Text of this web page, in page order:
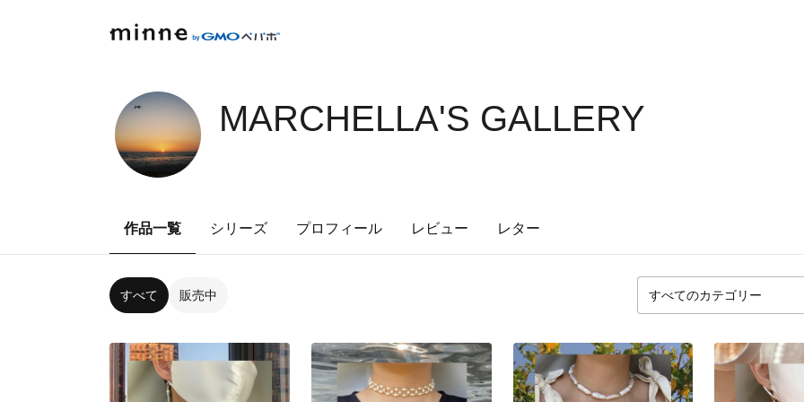
MARCHELLA'S GALLERY
作品一覧 シリーズ プロフィール レビュー レター
すべて 販売中